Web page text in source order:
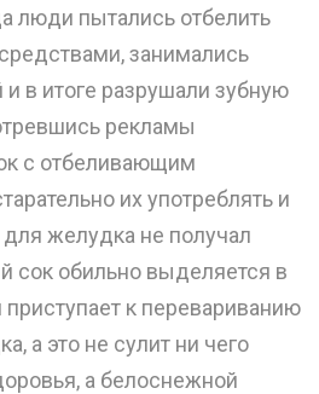
люди пытались отбелить
занимались
в итоге разрушали зубную
рекламы
с отбеливающим
их употреблять и
желудка не получал
сок обильно выделяется в
к перевариванию
а это не сулит ни чего
а белоснежной